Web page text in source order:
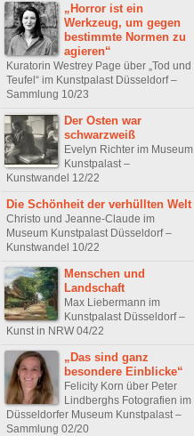
„Horror ist ein
Werkzeug, um gegen
bestimmte Normen zu
agieren“
Kuratorin Westrey Page über „Tod und
Teufel“ im Kunstpalast Düsseldorf –
Sammlung 10/23
Der Osten war
schwarzweiß
Evelyn Richter im Museum
Kunstpalast –
Kunstwandel 12/22
Die Schönheit der verhüllten Welt
Christo und Jeanne-Claude im
Museum Kunstpalast Düsseldorf –
Kunstwandel 10/22
Menschen und
Landschaft
Max Liebermann im
Kunstpalast Düsseldorf –
Kunst in NRW 04/22
„Das sind ganz
besondere Einblicke“
Felicity Korn über Peter
Lindberghs Fotografien im
Düsseldorfer Museum Kunstpalast –
Sammlung 02/20